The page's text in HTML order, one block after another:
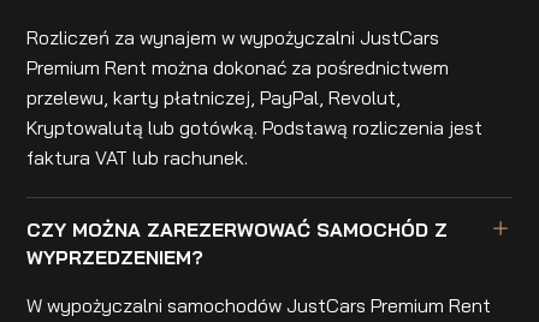
Rozliczeń za wynajem w wypożyczalni JustCars
Premium Rent można dokonać za pośrednictwem
przelewu, karty płatniczej, PayPal, Revolut,
Kryptowalutą lub gotówką. Podstawą rozliczenia jest
faktura VAT lub rachunek.
CZY MOŻNA ZAREZERWOWAĆ SAMOCHÓD Z
WYPRZEDZENIEM?
W wypożyczalni samochodów JustCars Premium Rent